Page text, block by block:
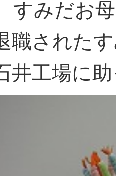
すみだお
職された
井工場に